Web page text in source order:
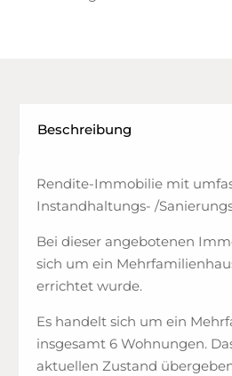
Beschreibung
Rendite-Immobilie mit
Instandhaltungs- /
Bei dieser angebotenen
sich um ein
errichtet wurde.
Es handelt sich um ein
insgesamt 6 Wohnungen.
aktuellen Zustand